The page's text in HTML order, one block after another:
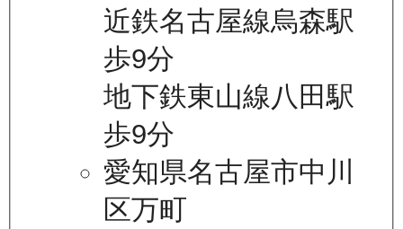
近鉄名古屋線烏森駅
歩9分
地下鉄東山線八田駅
歩9分
愛知県名古屋市中川
区万町